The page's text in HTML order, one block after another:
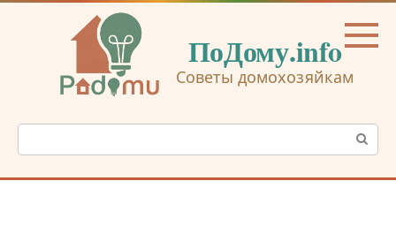
Перейти
ПоДому.info
Советы домохозяйкам
Поиск: